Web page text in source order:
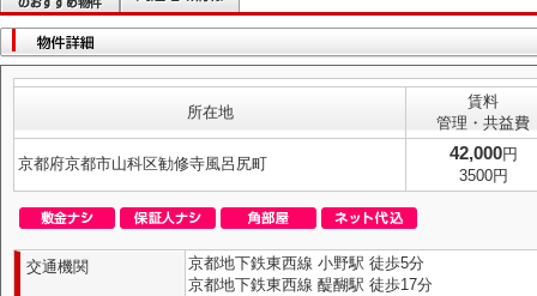
所在地
賃料
管理・共益費
京都府京都市山科区勧修寺風呂尻町
42,000円
3500円
交通機関
京都地下鉄東西線 小野駅 徒歩5分
京都地下鉄東西線 醍醐駅 徒歩17分